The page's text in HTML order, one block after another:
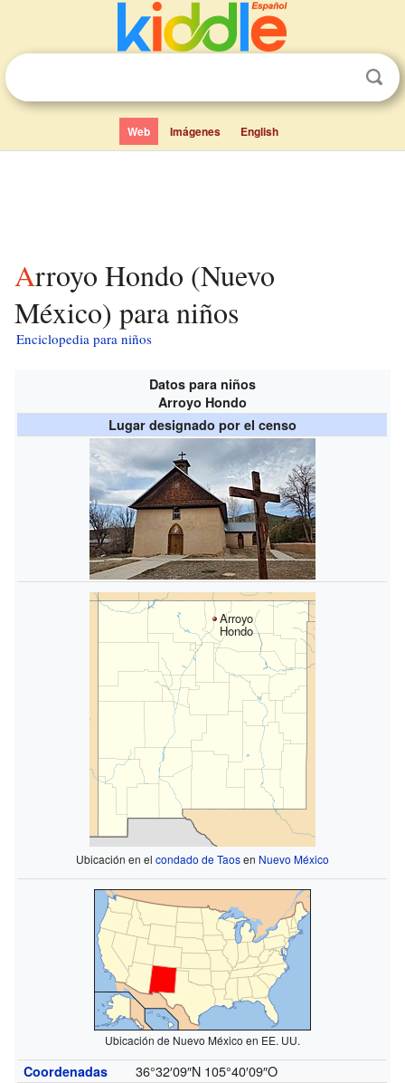
Web Imágenes English
Arroyo Hondo (Nuevo
México) para niños
Enciclopedia para niños
Datos para niños
Arroyo Hondo
Lugar designado por el censo
Arroyo
Hondo
Ubicación en el condado de Taosen Nuevo México
Ubicación de Nuevo México en EE. UU.
Coordenadas 36°32′09″N 105°40′09″O